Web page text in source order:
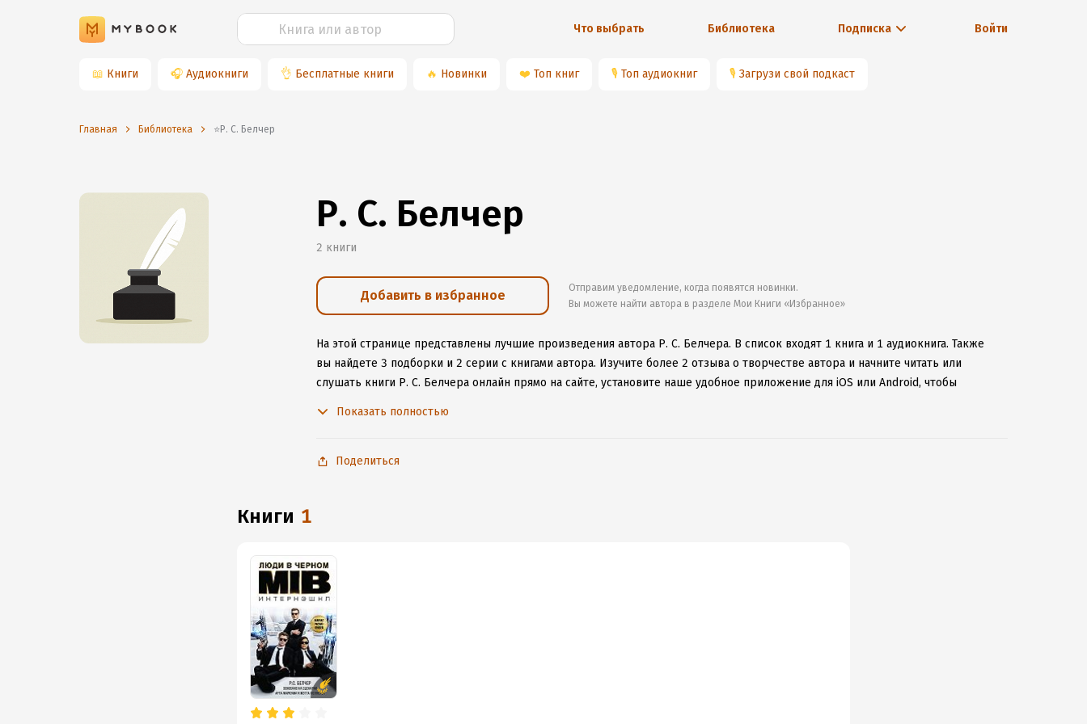
Что выбрать Библиотека Подписка Войти
📖 Книги 🎧 Аудиокниги 👌 Бесплатные книги 🔥 Новинки ❤️ Топ книг 🎙 Топ аудиокниг 🎙 Загрузи свой подкаст
Главная Библиотека ⭐️Р. С. Белчер
Р. С. Белчер
2 книги
Добавить в избранное
Отправим уведомление, когда появятся новинки.
Вы можете найти автора в разделе Мои Книги «Избранное»
На этой странице представлены лучшие произведения автора Р. С. Белчера. В список входят 1 книга и 1 аудиокнига. Также
вы найдете 3 подборки и 2 серии с книгами автора. Изучите более 2 отзыва о творчестве автора и начните читать или
слушать книги Р. С. Белчера онлайн прямо на сайте, установите наше удобное приложение для iOS или Android, чтобы
Показать полностью
Поделиться
книги 1